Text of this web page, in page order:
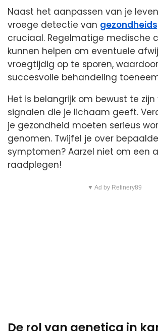
Naast het aanpassen van je
vroege detectie van
cruciaal. Regelmatige medische
kunnen helpen om eventuele
vroegtijdig op te sporen,
succesvolle behandeling
Het is belangrijk om bewust te
signalen die je lichaam geeft.
je gezondheid moeten serieus
genomen. Twijfel je over bepaalde
symptomen? Aarzel niet om een
raadplegen!
▼ Ad by Refinery89
De rol van genetica in